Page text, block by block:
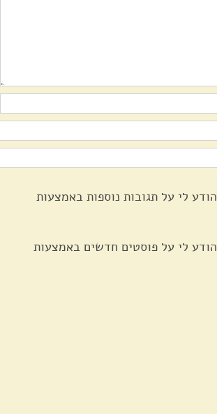
הודע לי על תגובות נוספות באמצעות
הודע לי על פוסטים חדשים באמצעות